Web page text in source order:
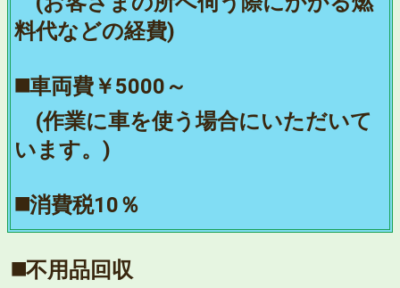
料代などの経費)
◼️車両費￥5000～
(作業に車を使う場合にいただいて
います。)
◼️消費税10％
◼️不用品回収